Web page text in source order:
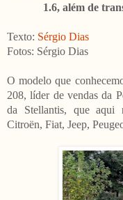
1.6, além de
Texto: Sérgio Dias
Fotos: Sérgio Dias
O modelo que
208, líder de vendas da
da Stellantis, que aqui
Citroën, Fiat, Jeep,